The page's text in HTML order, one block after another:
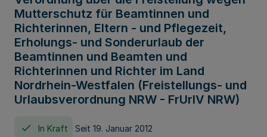
Mutterschutz für Beamtinnen und
Richterinnen, Eltern - und Pflegezeit,
Erholungs- und Sonderurlaub der
Beamtinnen und Beamten und
Richterinnen und Richter im Land
Nordrhein-Westfalen (Freistellungs- und
Urlaubsverordnung NRW - FrUrlV NRW)
In Kraft Seit 19. Januar 2012